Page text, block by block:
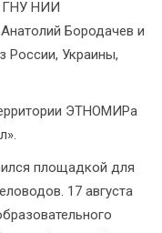
ГНУ НИИ
Бородачев и
России, Украины,
ЭТНОМИРа
площадкой для
17 августа